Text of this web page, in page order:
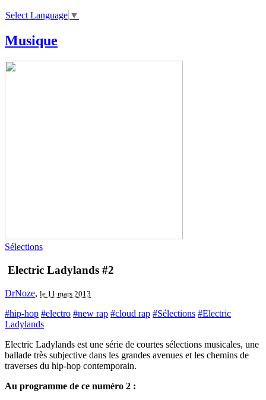
Select Language ▼
Musique
Sélections
Electric Ladylands #2
DrNoze, le 11 mars 2013
#hip-hop #electro #new rap #cloud rap #Sélections #Electric
Ladylands
Electric Ladylands est une série de courtes sélections musicales, une
ballade très subjective dans les grandes avenues et les chemins de
traverses du hip-hop contemporain.
Au programme de ce numéro 2 :